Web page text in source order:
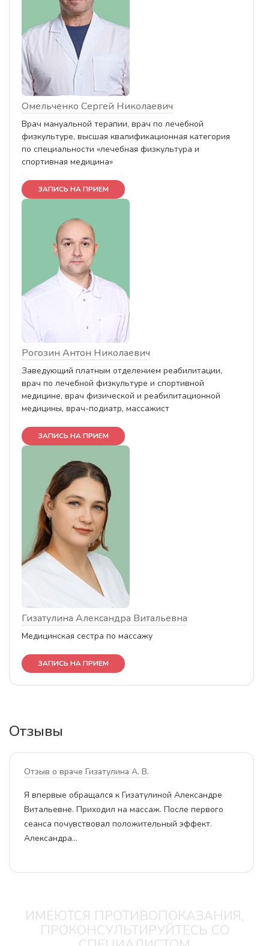
Омельченко Сергей Николаевич
Врач мануальной терапии, врач по лечебной
физкультуре, высшая квалификационная категория
по специальности «лечебная физкультура и
спортивная медицина»
ЗАПИСЬ НА ПРИЕМ
Рогозин Антон Николаевич
Заведующий платным отделением реабилитации,
врач по лечебной физкультуре и спортивной
медицине, врач физической и реабилитационной
медицины, врач-подиатр, массажист
ЗАПИСЬ НА ПРИЕМ
Гизатулина Александра Витальевна
Медицинская сестра по массажу
ЗАПИСЬ НА ПРИЕМ
Отзывы
отзыв о враче Гизатулина А. В.
Отличный массажист с золотыми руками! Раньше
принимала на Ленина, теперь на Базовой. Очень
рад, что снова попал к ней! Страница врача:…
ИМЕЮТСЯ ПРОТИВОПОКАЗАНИЯ,
ПРОКОНСУЛЬТИРУЙТЕСЬ СО